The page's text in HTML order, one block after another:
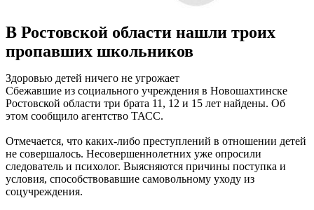
В Ростовской области нашли троих
пропавших школьников
Здоровью детей ничего не угрожает
Сбежавшие из социального учреждения в Новошахтинске
Ростовской области три брата 11, 12 и 15 лет найдены. Об
этом сообщило агентство ТАСС.
Отмечается, что каких-либо преступлений в отношении детей
не совершалось. Несовершеннолетних уже опросили
следователь и психолог. Выясняются причины поступка и
условия, способствовавшие самовольному уходу из
соцучреждения.